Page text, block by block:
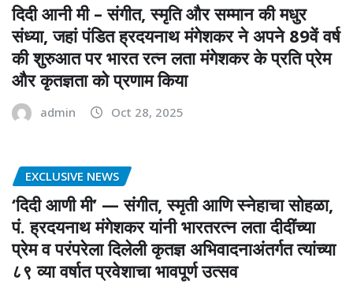
दिदी आनी मी – संगीत, स्मृति और सम्मान की मधुर
संध्या, जहां पंडित ह्रदयनाथ मंगेशकर ने अपने 89वें वर्ष
की शुरुआत पर भारत रत्न लता मंगेशकर के प्रति प्रेम
और कृतज्ञता को प्रणाम किया
admin Oct 28, 2025
EXCLUSIVE NEWS
‘दिदी आणी मी’ — संगीत, स्मृती आणि स्नेहाचा सोहळा,
पं. ह्रदयनाथ मंगेशकर यांनी भारतरत्न लता दीदींच्या
प्रेम व परंपरेला दिलेली कृतज्ञ अभिवादनाअंतर्गत त्यांच्या
८९ व्या वर्षात प्रवेशाचा भावपूर्ण उत्सव